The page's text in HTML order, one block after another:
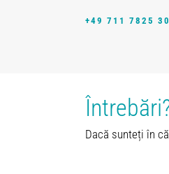
+49 711 7825 30
Dacă sunteți în